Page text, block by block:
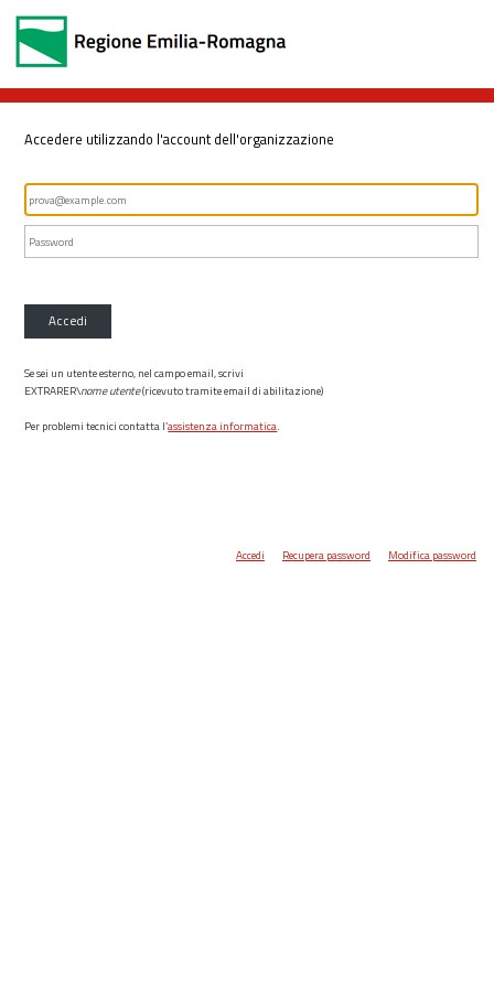
Accedere utilizzando l'account dell'organizzazione
Accedi
Se sei un utente esterno, nel campo email, scrivi
EXTRARER\nome utente(ricevuto tramite email di abilitazione)
Per problemi tecnici contatta l’assistenza informatica.
Accedi Recupera password Modifica password